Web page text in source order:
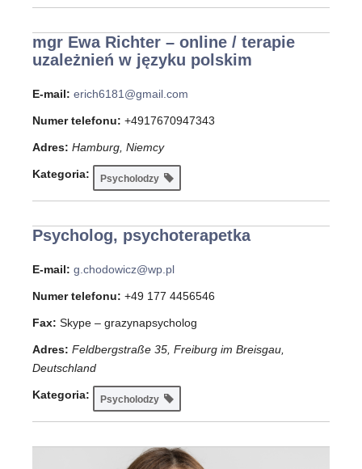
mgr Ewa Richter – online / terapie
uzależnień w języku polskim
E-mail: erich6181@gmail.com
Numer telefonu: +4917670947343
Adres: Hamburg, Niemcy
Kategoria: Psycholodzy
Psycholog, psychoterapetka
E-mail: g.chodowicz@wp.pl
Numer telefonu: +49 177 4456546
Fax: Skype – grazynapsycholog
Adres: Feldbergstraße 35, Freiburg im Breisgau,
Deutschland
Kategoria: Psycholodzy